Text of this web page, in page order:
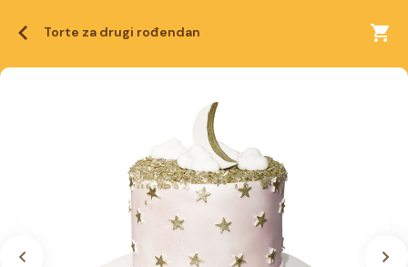
Torte za drugi rođendan